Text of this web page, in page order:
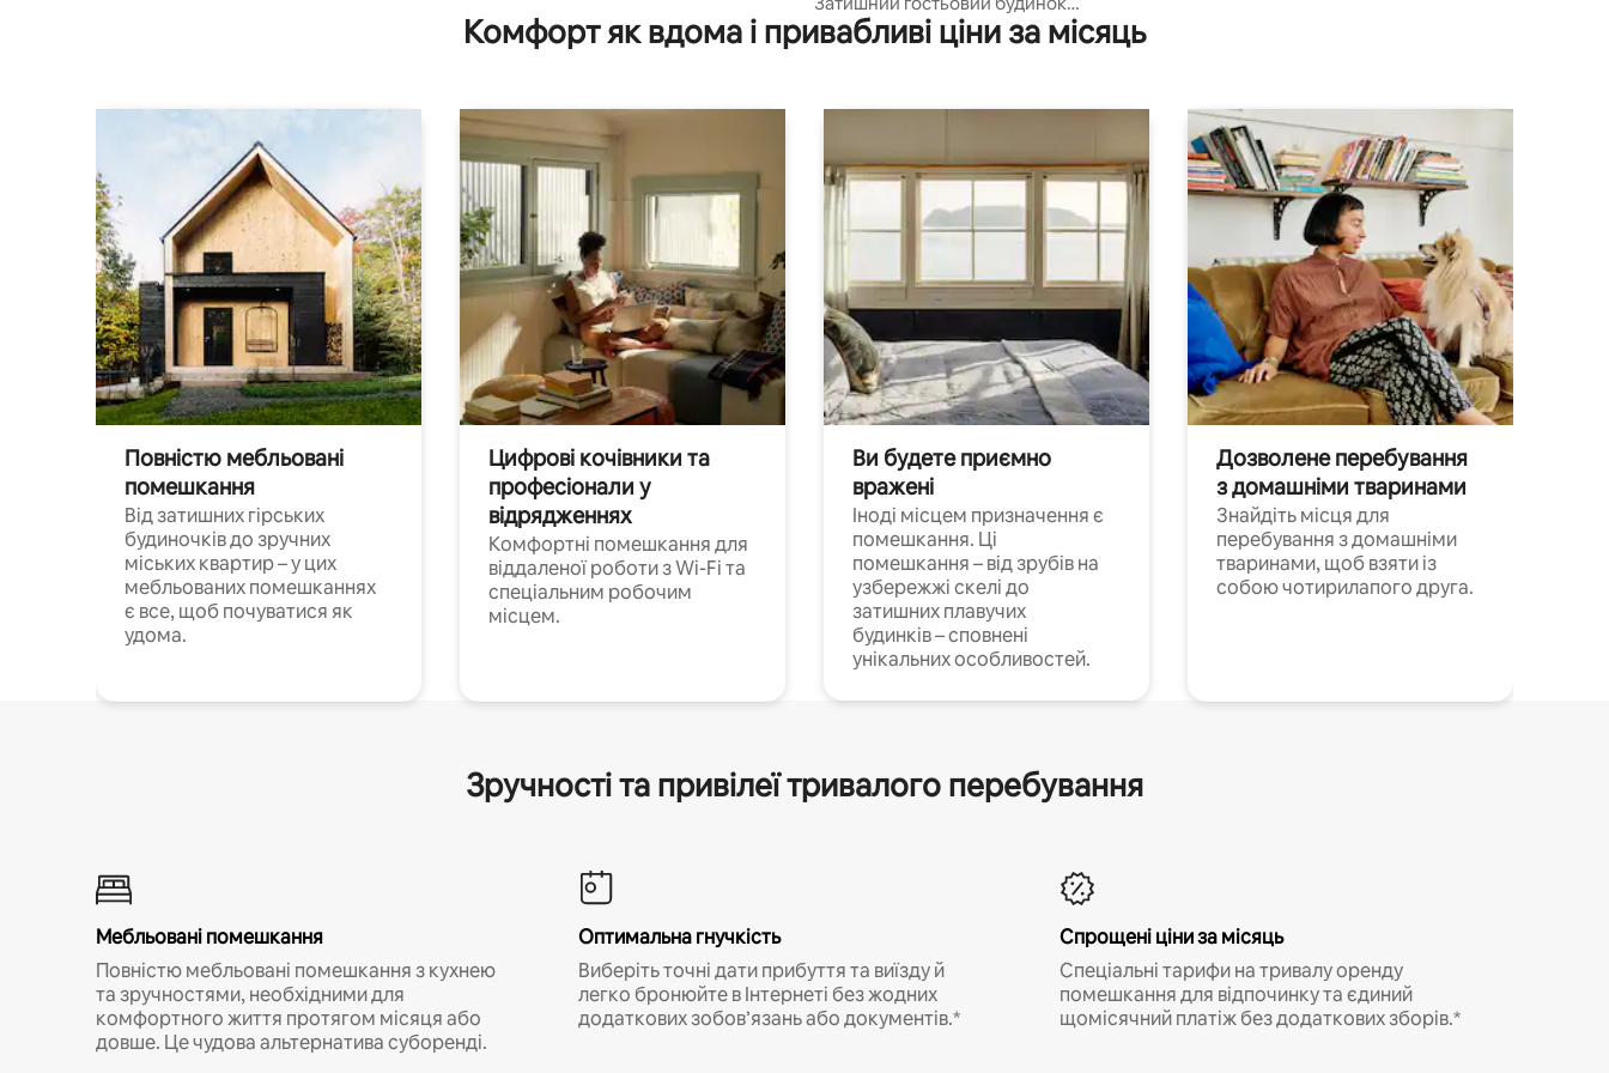
Wesenbeck Riverside з гідромасажною
ванною
Комфорт як вдома і привабливі ціни за місяць
Повністю мебльовані
помешкання
Від затишних гірських
будиночків до зручних
міських квартир – у цих
мебльованих помешканнях
є все, щоб почуватися як
удома.
Цифрові кочівники та
професіонали у
відрядженнях
Комфортні помешкання для
віддаленої роботи з Wi-Fi та
спеціальним робочим
місцем.
Ви будете приємно
вражені
Іноді місцем призначення є
помешкання. Ці
помешкання – від зрубів на
узбережжі скелі до
затишних плавучих
будинків – сповнені
унікальних особливостей.
Дозволене перебування
з домашніми тваринами
Знайдіть місця для
перебування з домашніми
тваринами, щоб взяти із
собою чотирилапого друга.
Зручності та привілеї тривалого перебування
Мебльовані помешкання
Повністю мебльовані помешкання з кухнею
та зручностями, необхідними для
комфортного життя протягом місяця або
довше. Це чудова альтернатива суборенді.
Оптимальна гнучкість
Виберіть точні дати прибуття та виїзду й
легко бронюйте в Інтернеті без жодних
додаткових зобов’язань або документів.*
Спрощені ціни за місяць
Спеціальні тарифи на тривалу оренду
помешкання для відпочинку та єдиний
щомісячний платіж без додаткових зборів.*